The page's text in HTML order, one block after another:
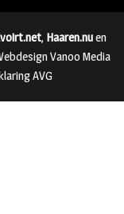
, Haaren.nuen
Vanoo Media
AVG